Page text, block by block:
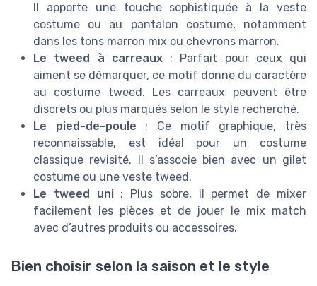
Il apporte une touche sophistiquée à la veste
costume ou au pantalon costume, notamment
dans les tons marron mix ou chevrons marron.
Le tweed à carreaux: Parfait pour ceux qui
aiment se démarquer, ce motif donne du caractère
au costume tweed. Les carreaux peuvent être
discrets ou plus marqués selon le style recherché.
Le pied-de-poule : Ce motif graphique, très
reconnaissable, est idéal pour un costume
classique revisité. Il s’associe bien avec un gilet
costume ou une veste tweed.
Le tweed uni: Plus sobre, il permet de mixer
facilement les pièces et de jouer le mix match
avec d’autres produits ou accessoires.
Bien choisir selon la saison et le style